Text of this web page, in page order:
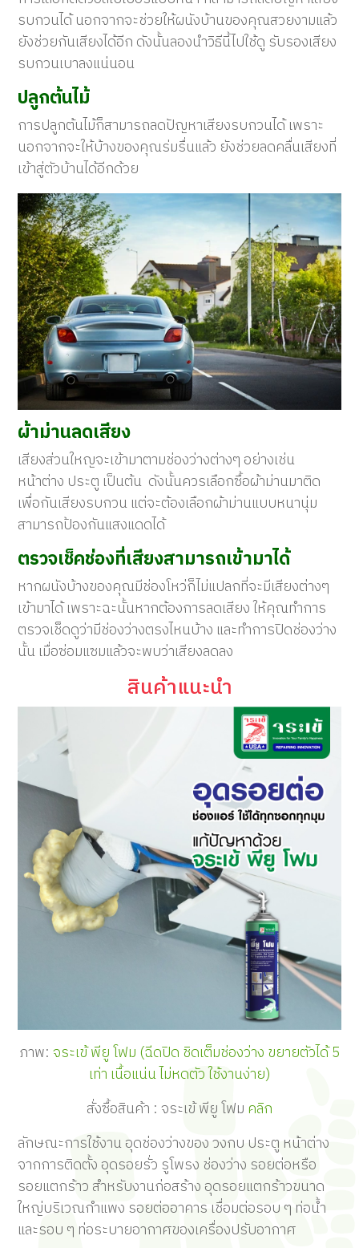
รบกวนได้ นอกจากจะช่วยให้ผนังบ้านของคุณสวยงามแล้ว
ยังช่วยกันเสียงได้อีก ดังนั้นลองนำวิธีนี้ไปใช้ดู รับรองเสียง
รบกวนเบาลงแน่นอน
ปลูกต้นไม้
การปลูกต้นไม้ก็สามารถลดปัญหาเสียงรบกวนได้ เพราะ
นอกจากจะให้บ้างของคุณร่มรื่นแล้ว ยังช่วยลดคลื่นเสียงที่
เข้าสู่ตัวบ้านได้อีกด้วย
ผ้าม่านลดเสียง
เสียงส่วนใหญจะเข้ามาตามช่องว่างต่างๆ อย่างเช่น
หน้าต่าง ประตู เป็นต้น ดังนั้นควรเลือกซื้อผ้าม่านมาติด
เพื่อกันเสียงรบกวน แต่จะต้องเลือกผ้าม่านแบบหนานุ่ม
สามารถป้องกันแสงแดดได้
ตรวจเช็คช่องที่เสียงสามารถเข้ามาได้
หากผนังบ้างของคุณมีช่องโหว่ก็ไม่แปลกที่จะมีเสียงต่างๆ
เข้ามาได้ เพราะฉะนั้นหากต้องการลดเสียง ให้คุณทำการ
ตรวจเช็ดดูว่ามีช่องว่างตรงไหนบ้าง และทำการปิดช่องว่าง
นั้น เมื่อซ่อมแซมแล้วจะพบว่าเสียงลดลง
สินค้าแนะนำ
ภาพ: จระเข้ พียู โฟม (ฉีดปิด ชิดเต็มช่องว่าง ขยายตัวได้ 5
เท่า เนื้อแน่น ไม่หดตัว ใช้งานง่าย)
สั่งซื้อสินค้า : จระเข้พียูโฟม คลิก
ลักษณะการใช้งาน อุดช่องว่างของ วงกบ ประตู หน้าต่าง
จากการติดตั้ง อุดรอยรั่ว รูโพรง ช่องว่าง รอยต่อหรือ
รอยแตกร้าว สำหรับงานก่อสร้าง อุดรอยแตกร้าวขนาด
ใหญ่บริเวณกำแพง รอยต่ออาคาร เชื่อมต่อรอบ ๆ ท่อน้ำ
และรอบ ๆ ท่อระบายอากาศของเครื่องปรับอากาศ